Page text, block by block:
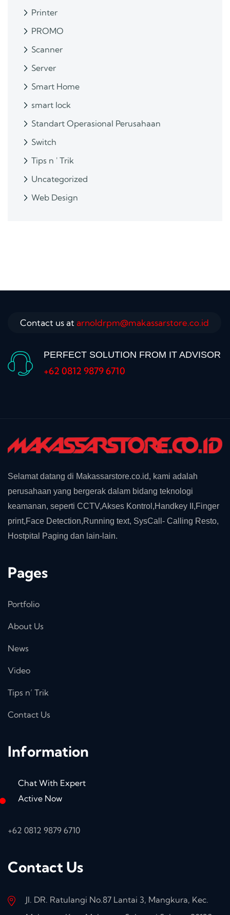
Printer
PROMO
Scanner
Server
Smart Home
smart lock
Standart Operasional Perusahaan
Switch
Tips n ' Trik
Uncategorized
Web Design
Contact us at arnoldrpm@makassarstore.co.id
PERFECT SOLUTION FROM IT ADVISOR
+62 0812 9879 6710
Selamat datang di Makassarstore.co.id, kami adalah
perusahaan yang bergerak dalam bidang teknologi
keamanan, seperti CCTV,Akses Kontrol,Handkey II,Finger
print,Face Detection,Running text, SysCall- Calling Resto,
Hostpital Paging dan lain-lain.
Pages
Portfolio
About Us
News
Video
Tips n’ Trik
Contact Us
Information
Chat With Expert
Active Now
+62 0812 9879 6710
Contact Us
Jl. DR. Ratulangi No.87 Lantai 3, Mangkura, Kec.